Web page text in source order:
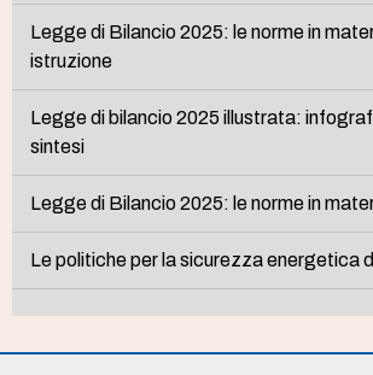
Legge di Bilancio 2025: le norme in
istruzione
Legge di bilancio 2025 illustrata:
sintesi
Legge di Bilancio 2025: le norme in
Le politiche per la sicurezza energetica